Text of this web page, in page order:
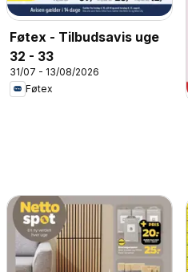
Føtex - Tilbudsavis uge
32 - 33
31/07 - 13/08/2026
Føtex